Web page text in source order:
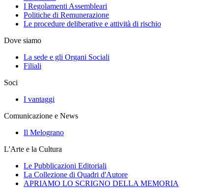
I Regolamenti Assembleari
Politiche di Remunerazione
Le procedure deliberative e attività di rischio
Dove siamo
La sede e gli Organi Sociali
Filiali
Soci
I vantaggi
Comunicazione e News
Il Melograno
L'Arte e la Cultura
Le Pubblicazioni Editoriali
La Collezione di Quadri d'Autore
APRIAMO LO SCRIGNO DELLA MEMORIA